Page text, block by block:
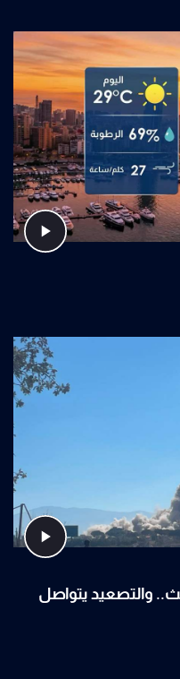
والتصعيد يتواصل